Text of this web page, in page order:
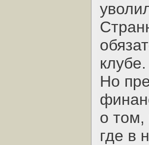
клубе.
Но
о том,
где в